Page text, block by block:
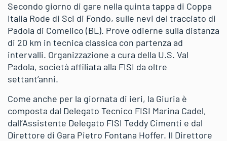
Secondo giorno di gare nella quinta tappa di Coppa
Italia Rode di Sci di Fondo, sulle nevi del tracciato di
Padola di Comelico (BL). Prove odierne sulla distanza
di 20 km in tecnica classica con partenza ad
intervalli. Organizzazione a cura della U.S. Val
Padola, società affiliata alla FISI da oltre
settant’anni.
Come anche per la giornata di ieri, la Giuria è
composta dal Delegato Tecnico FISI Marina Cadel,
dall’Assistente Delegato FISI Teddy Cimenti e dal
Direttore di Gara Pietro Fontana Hoffer. Il Direttore